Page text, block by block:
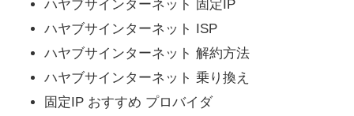
ハヤブサインターネット 固定IP
ハヤブサインターネット ISP
ハヤブサインターネット 解約方法
ハヤブサインターネット 乗り換え
固定IP おすすめ プロバイダ